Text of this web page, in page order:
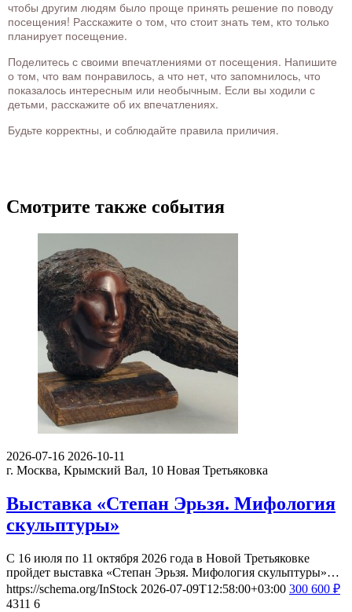
чтобы другим людям было проще принять решение по поводу
посещения! Расскажите о том, что стоит знать тем, кто только
планирует посещение.
Поделитесь с своими впечатлениями от посещения. Напишите
о том, что вам понравилось, а что нет, что запомнилось, что
показалось интересным или необычным. Если вы ходили с
детьми, расскажите об их впечатлениях.
Будьте корректны, и соблюдайте правила приличия.
Смотрите также события
2026-07-16 2026-10-11
г. Москва, Крымский Вал, 10 Новая Третьяковка
Выставка «Степан Эрьзя. Мифология
скульптуры»
С 16 июля по 11 октября 2026 года в Новой Третьяковке
пройдет выставка «Степан Эрьзя. Мифология скульптуры»…
https://schema.org/InStock 2026-07-09T12:58:00+03:00 300 600 ₽
4311 6